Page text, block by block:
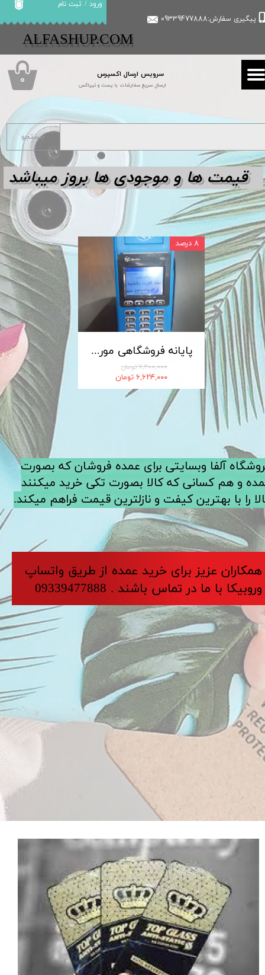
سرویس ارسال اکسپرس
ارسال سریع سفارشات با پست و تیپاکس
پیگیری سفارش:09339477888
ورود / ثبت نام
حساب کاربری من
تغییر گذر واژه
سفارشات
​​ALFASHUP.COM
۰
پایانه فروشگاهی مورفان MoreFun مدل H9
۷,۲۰۰,۰۰۰ تومان
۶,۶۲۴,۰۰۰ تومان
۸ درصد
کابل شارژ MICRO-USB اندروید LDNIO الدینیو مدل XS-07 متراژ 1 متر
جستجو
آلفا وبسایتی برای عمده فروشان که بصورت
و هم کسانی که کالا بصورت تکی خرید میکنند
را با بهترین کیفت و نازلترین قیمت فراهم میکند.
​​​همکاران عزیز برای خرید عمده از طریق واتساپ
وروبیکا با ما در تماس باشند . 09339477888
قیمت ها و موجودی ها بروز میباشد